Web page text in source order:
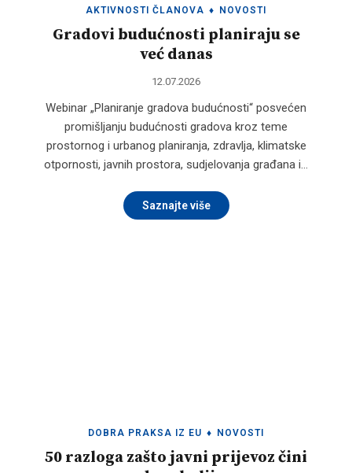
AKTIVNOSTI ČLANOVA ♦ NOVOSTI
Gradovi budućnosti planiraju se
već danas
12.07.2026
Webinar „Planiranje gradova budućnosti“ posvećen
promišljanju budućnosti gradova kroz teme
prostornog i urbanog planiranja, zdravlja, klimatske
otpornosti, javnih prostora, sudjelovanja građana i…
Saznajte više
DOBRA PRAKSA IZ EU ♦ NOVOSTI
50 razloga zašto javni prijevoz čini